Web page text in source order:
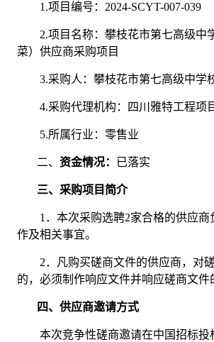
1.项目编号：2024-SCYT-007-039
2.项目名称： 攀枝花市第七高级中
菜）供应商采购项目
3.采购人：攀枝花市第七高级中学
4.采购代理机构：四川雅特工程项
5.所属行业： 零售业
二、 资金情况： 已落实
三、 采购项目简介
1． 本次采购选聘2家合格的供应商
作及相关事宜。
2．
凡购买磋商文件的供应商，对
的，必须制作响应文件并响应磋商文件
四、 供应商邀请方式
本次竞争性磋商邀请在中国招标投